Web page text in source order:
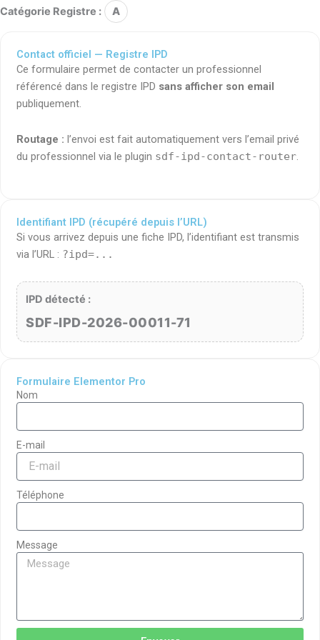
Catégorie Registre : A
Contact officiel — Registre IPD
Ce formulaire permet de contacter un professionnel
référencé dans le registre IPD sans afficher son email
publiquement.
Routage : l’envoi est fait automatiquement vers l’email privé
du professionnel via le plugin sdf-ipd-contact-router
Identifiant IPD (récupéré depuis l’URL)
Si vous arrivez depuis une fiche IPD, l’identifiant est transmis
via l’URL : ?ipd=...
IPD détecté :
SDF-IPD-2026-00011-71
Formulaire Elementor Pro
Nom
E-mail
Téléphone
Message